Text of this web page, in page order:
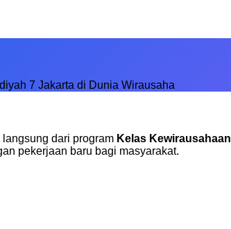
7 Jakarta di Dunia Wirausaha
dari program Kelas Kewirausahaan
pekerjaan baru bagi masyarakat.